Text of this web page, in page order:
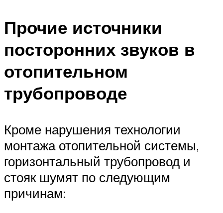
Прочие источники
посторонних звуков в
отопительном
трубопроводе
Кроме нарушения технологии
монтажа отопительной системы,
горизонтальный трубопровод и
стояк шумят по следующим
причинам: